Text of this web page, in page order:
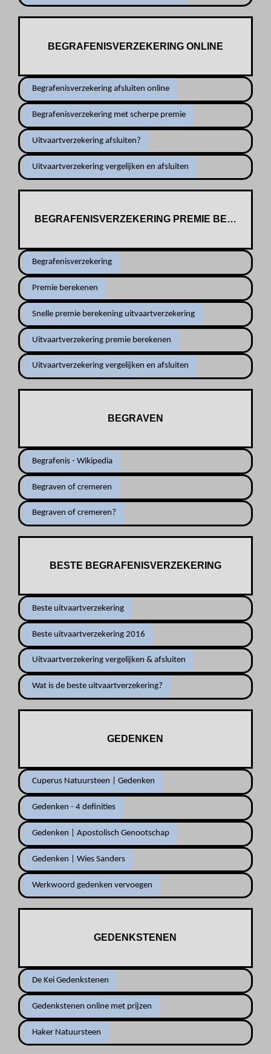
BEGRAFENISVERZEKERING ONLINE
Begrafenisverzekering afsluiten online
Begrafenisverzekering met scherpe premie
Uitvaartverzekering afsluiten?
Uitvaartverzekering vergelijken en afsluiten
BEGRAFENISVERZEKERING PREMIE
Begrafenisverzekering
Premie berekenen
Snelle premie berekening uitvaartverzekering
Uitvaartverzekering premie berekenen
Uitvaartverzekering vergelijken en afsluiten
BEGRAVEN
Begrafenis - Wikipedia
Begraven of cremeren
Begraven of cremeren?
BESTE BEGRAFENISVERZEKERING
Beste uitvaartverzekering
Beste uitvaartverzekering 2016
Uitvaartverzekering vergelijken & afsluiten
Wat is de beste uitvaartverzekering?
GEDENKEN
Cuperus Natuursteen | Gedenken
Gedenken - 4 definities
Gedenken | Apostolisch Genootschap
Gedenken | Wies Sanders
Werkwoord gedenken vervoegen
GEDENKSTENEN
De Kei Gedenkstenen
Gedenkstenen online met prijzen
Haker Natuursteen